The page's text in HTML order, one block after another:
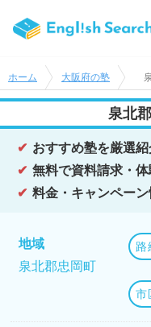
ホーム 大阪府の塾
泉北
おすすめ塾を厳選
無料で資料請求・
料金・キャンペー
地域
泉北郡忠岡町
路
市